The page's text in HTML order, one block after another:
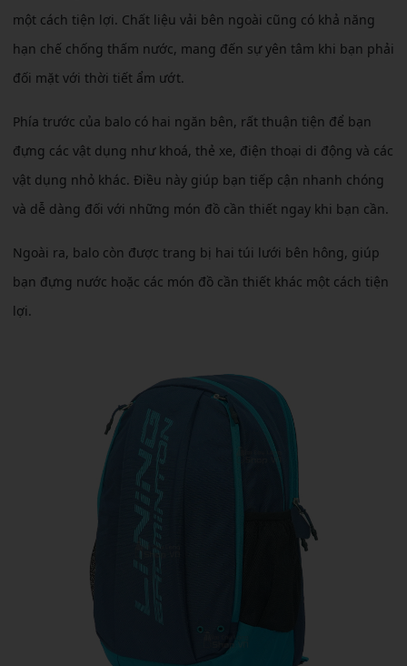
một cách tiện lợi. Chất liệu vải bên ngoài cũng có khả năng
hạn chế chống thấm nước, mang đến sự yên tâm khi bạn phải
đối mặt với thời tiết ẩm ướt.
Phía trước của balo có hai ngăn bên, rất thuận tiện để bạn
đựng các vật dụng như khoá, thẻ xe, điện thoại di động và các
vật dụng nhỏ khác. Điều này giúp bạn tiếp cận nhanh chóng
và dễ dàng đối với những món đồ cần thiết ngay khi bạn cần.
Ngoài ra, balo còn được trang bị hai túi lưới bên hông, giúp
bạn đựng nước hoặc các món đồ cần thiết khác một cách tiện
lợi.